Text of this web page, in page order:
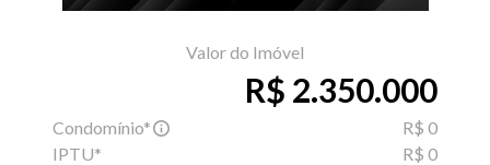
Valor do Imóvel
R$ 2.350.000
Condomínio*
R$ 0
IPTU*
R$ 0